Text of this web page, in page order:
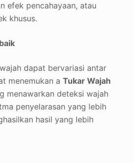
efek pencahayaan, atau
khusus.
dapat bervariasi antar
menemukan a Tukar Wajah
menawarkan deteksi wajah
penyelarasan yang lebih
hasil yang lebih